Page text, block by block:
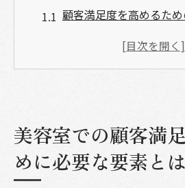
顧客満足度を高めるた
スタイリストの技術力が
客層に応じたフレキシブ
満足度向上に向けたスタ
技術だけじゃない美容室の
美容室での顧客満
めに必要な要素とは